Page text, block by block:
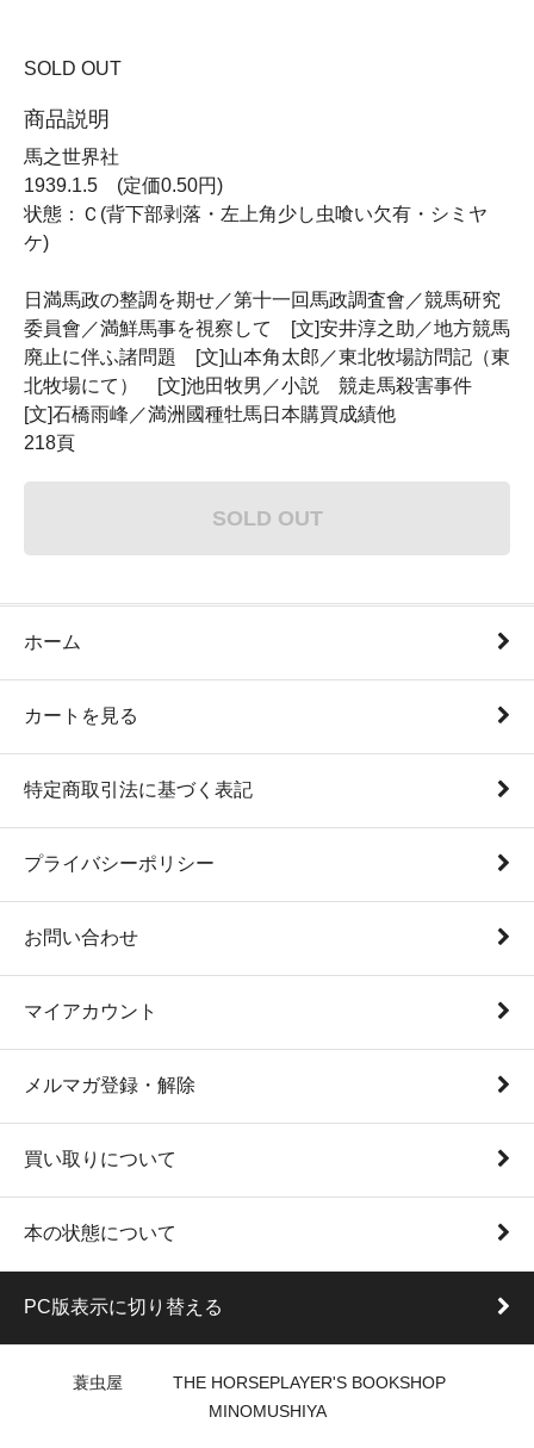
SOLD OUT
商品説明
馬之世界社
1939.1.5 (定価0.50円)
状態：Ｃ(背下部剥落・左上角少し虫喰い欠有・シミヤ
ケ)
日満馬政の整調を期せ／第十一回馬政調査會／競馬研究
委員會／満鮮馬事を視察して [文]安井淳之助／地方競馬
廃止に伴ふ諸問題 [文]山本角太郎／東北牧場訪問記（東
北牧場にて） [文]池田牧男／小説 競走馬殺害事件
[文]石橋雨峰／満洲國種牡馬日本購買成績他
218頁
SOLD OUT
ホーム
カートを見る
特定商取引法に基づく表記
プライバシーポリシー
お問い合わせ
マイアカウント
メルマガ登録・解除
買い取りについて
本の状態について
PC版表示に切り替える
蓑虫屋 THE HORSEPLAYER'S BOOKSHOP
MINOMUSHIYA